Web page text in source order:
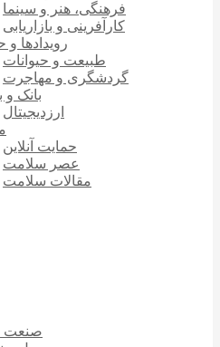
فرهنگی، هنر و سینما
کارآفرینی و بازاریابی
رویدادها و
طبیعت و حیوانات
گردشگری و مهاجرت
بانک
ارزدیجیتال
حمایت آنلاین
عصر سلامت
مقالات سلامت
صنعت